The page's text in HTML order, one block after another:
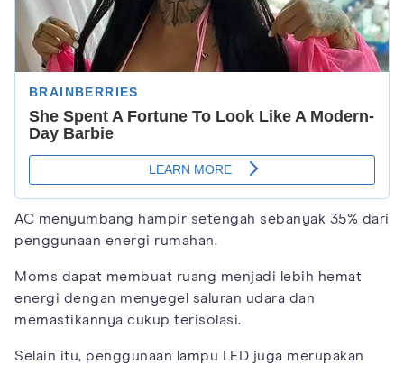
AC menyumbang hampir setengah sebanyak 35% dari
penggunaan energi rumahan.
Moms dapat membuat ruang menjadi lebih hemat
energi dengan menyegel saluran udara dan
memastikannya cukup terisolasi.
Selain itu, penggunaan lampu LED juga merupakan